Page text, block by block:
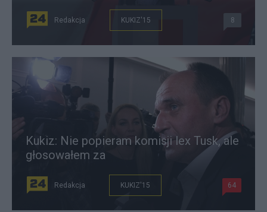
Redakcja KUKIZ'15 8
Kukiz: Nie popieram komisji lex Tusk, ale
głosowałem za
Redakcja KUKIZ'15 64